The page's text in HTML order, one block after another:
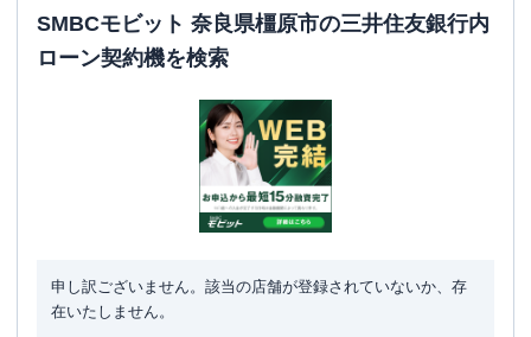
SMBCモビット 奈良県橿原市の三井住友銀行内
ローン契約機を検索
申し訳ございません。該当の店舗が登録されていないか、存
在いたしません。